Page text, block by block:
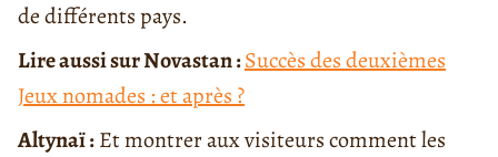
de différents pays.
Lire aussi sur Novastan :Succès des deuxièmes
Jeux nomades : et après ?
Altynaï :Et montrer aux visiteurs comment les